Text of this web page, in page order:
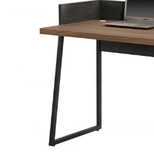
屏風
展示櫃&收納櫃
茶几
雙面櫃
鞋櫃